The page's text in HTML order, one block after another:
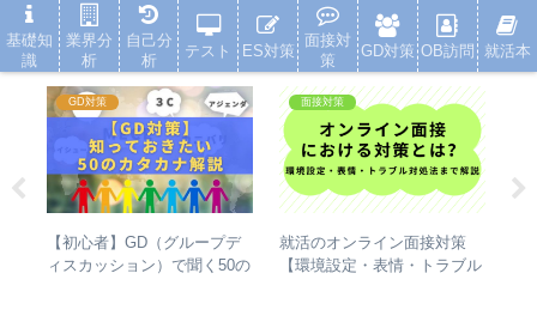
就活浪人した経験が、キャリアを変えた
GD対策
【初心者】GD（グループデ
ィスカッション）で聞く50の
面接対策
就活のオンライン面接対策
【環境設定・表情・トラブル
基礎知
識
業界分
析
自己分
析
テスト ES対策
面接対
策
GD対策 OB訪問 就活本